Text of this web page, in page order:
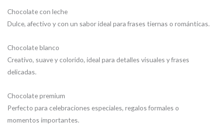
Chocolate con leche
Dulce, afectivo y con un sabor ideal para frases tiernas o románticas.
Chocolate blanco
Creativo, suave y colorido, ideal para detalles visuales y frases
delicadas.
Chocolate premium
Perfecto para celebraciones especiales, regalos formales o
momentos importantes.